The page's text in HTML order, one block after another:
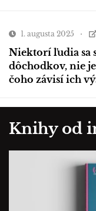
1. augusta 2025
Niektorí ľudia sa
dôchodkov, nie
čoho závisí ich
Knihy od